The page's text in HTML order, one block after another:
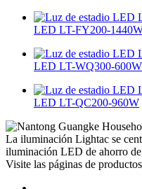
LED LT-FY200-
LED LT-WQ300-600W
LED LT-QC200-960W
La iluminación Lightac se
iluminación LED de ahorro
Visite las páginas de